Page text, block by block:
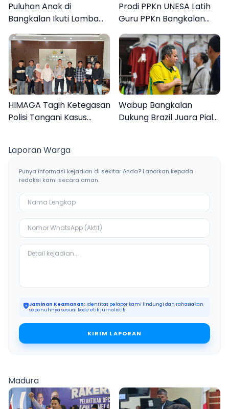
Puluhan Anak di
Bangkalan Ikuti Lomba
Mewarnai Bertema
Liburan Keluarga
Prodi PPKn UNESA Latih
Guru PPKn Bangkalan
dengan Pembelajaran
Inovasi Teknologi
HIMAGA Tagih Ketegasan
Polisi Tangani Kasus
Wabup Bangkalan
Dukung Brazil Juara Piala
Laporan Warga
Punya informasi kejadian di sekitar Anda? Laporkan kepada
redaksi kami secara aman.
Jaminan Keamanan: Identitas pelapor kami lindungi dan rahasiakan
sepenuhnya sesuai kode etik jurnalistik.
KIRIM LAPORAN
Madura